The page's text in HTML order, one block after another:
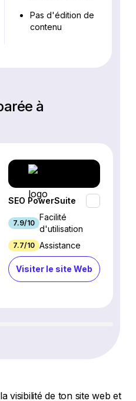
Pas d'édition de
contenu
à
SEO PowerSuite
7.9/10
Facilité
d'utilisation
7.7/10 Assistance
Visiter le site Web
la visibilité de ton site web et